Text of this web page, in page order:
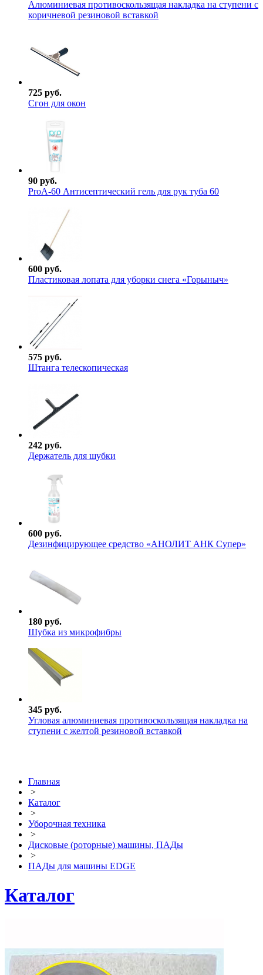
Алюминиевая противоскользящая накладка на ступени с
коричневой резиновой вставкой
725 руб.
Сгон для окон
90 руб.
ProА-60 Антисептический гель для рук туба 60
600 руб.
Пластиковая лопата для уборки снега «Горыныч»
575 руб.
Штанга телескопическая
242 руб.
Держатель для шубки
600 руб.
Дезинфицирующее средство «АНОЛИТ АНК Супер»
180 руб.
Шубка из микрофибры
345 руб.
Угловая алюминиевая противоскользящая накладка на
ступени с желтой резиновой вставкой
Главная
>
Каталог
>
Уборочная техника
>
Дисковые (роторные) машины, ПАДы
>
ПАДы для машины EDGE
Каталог